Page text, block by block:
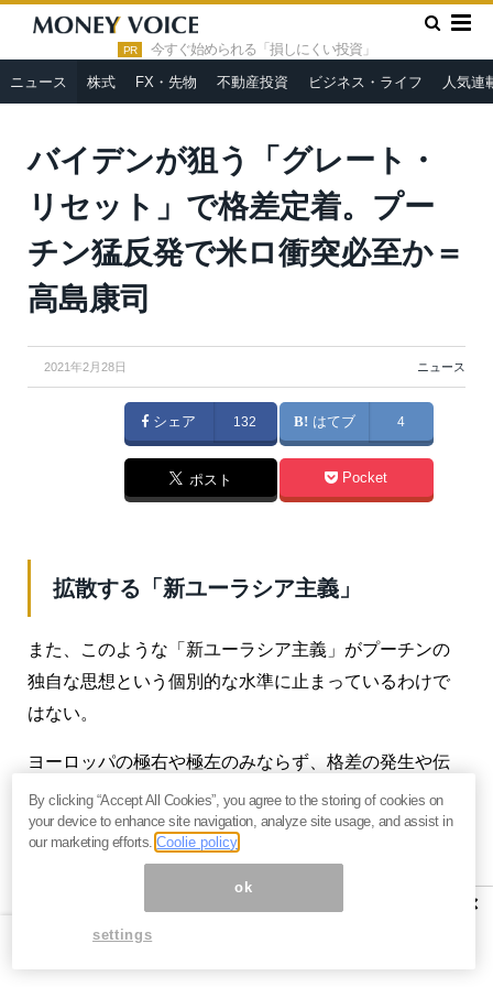
PR 今すぐ始められる「損しにくい投資」
ニュース 株式 FX・先物 不動産投資 ビジネス・ライフ 人気連
HOME » ニュース »
バイデンが狙う「グレート・リセット」で
格差定着。プーチン猛反発で米ロ衝突必至か＝高島康司
バイデンが狙う「グレート・
リセット」で格差定着。プー
チン猛反発で米ロ衝突必至か＝
高島康司
2021年2月28日 ニュース
シェア 132 はてブ 4
ポスト Pocket
拡散する「新ユーラシア主義」
また、このような「新ユーラシア主義」がプーチンの
独自な思想という個別的な水準に止まっているわけで
はない。
ヨーロッパの極右や極左のみならず、格差の発生や伝
統的な社会秩序の解体など、欧米流の規制のない市場
経済と民主主義のグローバルな拡大がもたらした負の
効果に憤っているあらゆる党派や集団を強く引き付け
ている。伝統的な文化とその価値こそもっとも貴重な
×
By clicking “Accept All Cookies”, you agree to the storing of cookies on
your device to enhance site navigation, analyze site usage, and assist in
our marketing efforts.Coolie policy
ok
settings